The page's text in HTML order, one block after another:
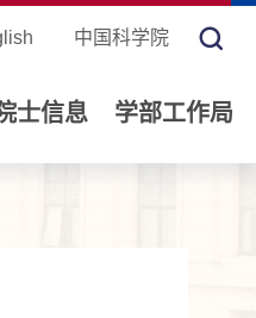
中国科学院
士信息 学部工作局